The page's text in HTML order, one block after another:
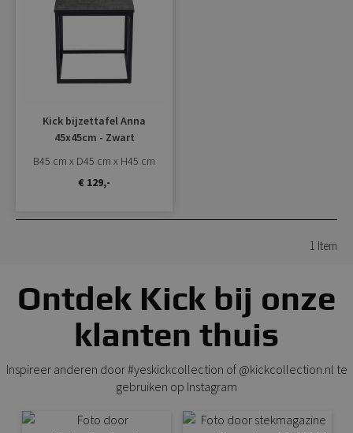
Kick bijzettafel Anna
45x45cm - Zwart
B45 cm x D45 cm x H45 cm
€ 129,-
1 Item
Ontdek Kick bij onze
klanten thuis
Inspireer anderen door #yeskickcollection of @kickcollection.nl te
gebruiken op Instagram